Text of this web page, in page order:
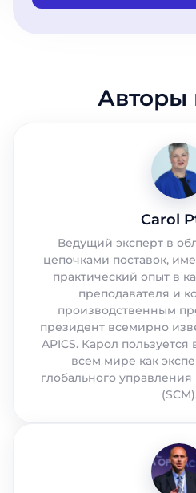
Авторы
Carol
Ведущий эксперт в
цепочками поставок,
практический опыт в
преподавателя и
производственным
президент всемирно
APICS. Карол
всем мире как
глобального